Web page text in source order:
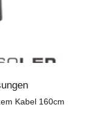
Kabel 160cm